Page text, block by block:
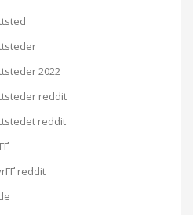
2022
reddit
reddit
reddit